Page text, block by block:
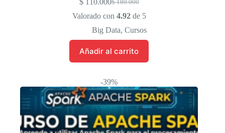
$180.000
El
precio
era:
$ 180.000.
$110.000El
precio
es:
$ 110.000.
Valorado con 4.92de 5
Big Data, Cursos
Añadir al carrito
-39%